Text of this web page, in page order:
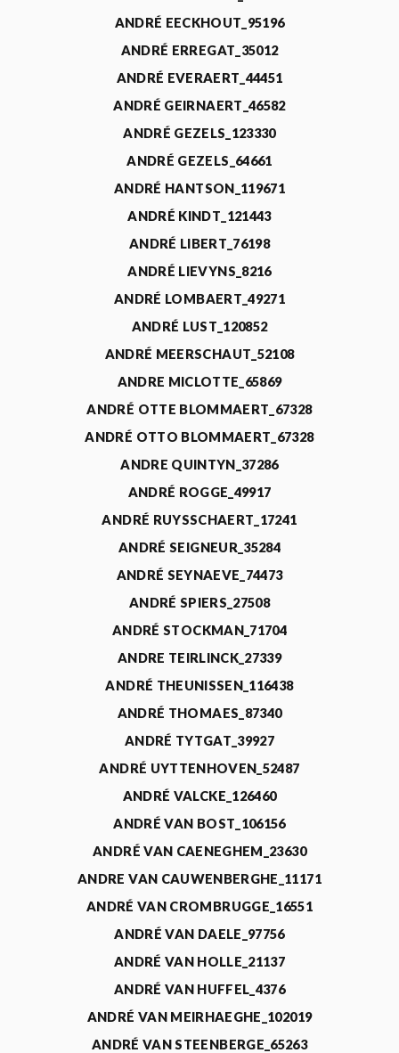
ANDRÉ EECKHOUT_95196
ANDRÉ ERREGAT_35012
ANDRÉ EVERAERT_44451
ANDRÉ GEIRNAERT_46582
ANDRÉ GEZELS_123330
ANDRÉ GEZELS_64661
ANDRÉ HANTSON_119671
ANDRÉ KINDT_121443
ANDRÉ LIBERT_76198
ANDRÉ LIEVYNS_8216
ANDRÉ LOMBAERT_49271
ANDRÉ LUST_120852
ANDRÉ MEERSCHAUT_52108
ANDRE MICLOTTE_65869
ANDRÉ OTTE BLOMMAERT_67328
ANDRÉ OTTO BLOMMAERT_67328
ANDRE QUINTYN_37286
ANDRÉ ROGGE_49917
ANDRÉ RUYSSCHAERT_17241
ANDRÉ SEIGNEUR_35284
ANDRÉ SEYNAEVE_74473
ANDRÉ SPIERS_27508
ANDRÉ STOCKMAN_71704
ANDRE TEIRLINCK_27339
ANDRÉ THEUNISSEN_116438
ANDRÉ THOMAES_87340
ANDRÉ TYTGAT_39927
ANDRÉ UYTTENHOVEN_52487
ANDRÉ VALCKE_126460
ANDRÉ VAN BOST_106156
ANDRÉ VAN CAENEGHEM_23630
ANDRE VAN CAUWENBERGHE_11171
ANDRÉ VAN CROMBRUGGE_16551
ANDRÉ VAN DAELE_97756
ANDRÉ VAN HOLLE_21137
ANDRÉ VAN HUFFEL_4376
ANDRÉ VAN MEIRHAEGHE_102019
ANDRÉ VAN STEENBERGE_65263